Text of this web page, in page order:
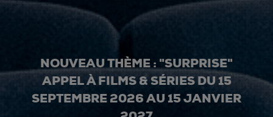
NOUVEAU THÈME : "SURPRISE"
APPEL À FILMS & SÉRIES DU 15
SEPTEMBRE 2026 AU 15 JANVIER